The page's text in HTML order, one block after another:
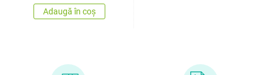
Adaugă în coș